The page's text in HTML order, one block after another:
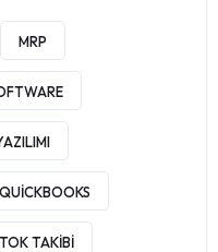
MRP
QUICKBOOKS
TAKIBI